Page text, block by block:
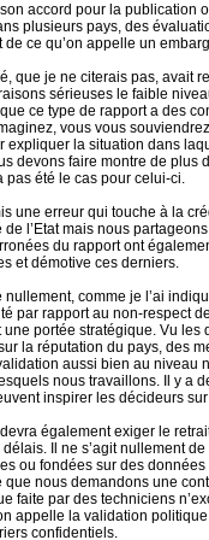
accord pour la publication
plusieurs pays, des
de ce qu’on appelle un
que je ne citerais pas, avait
sérieuses le faible
ce type de rapport a des
vous vous
expliquer la situation dans
devons faire montre de plus
pas été le cas pour celui-ci.
une erreur qui touche à la
l’Etat mais nous
du rapport ont
et démotive ces derniers.
comme je l’ai
par rapport au non-respect
une portée stratégique. Vu
la réputation du pays, des
aussi bien au niveau
nous travaillons. Il y a
inspirer les décideurs
également exiger le
Il ne s’agit nullement
ou fondées sur des
que nous demandons une
faite par des techniciens
appelle la validation
confidentiels.